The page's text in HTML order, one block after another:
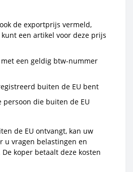
de exportprijs vermeld,
een artikel voor deze prijs
een geldig btw-nummer
buiten de EU bent
die buiten de EU
de EU ontvangt, kan uw
u vragen belastingen en
koper betaalt deze kosten